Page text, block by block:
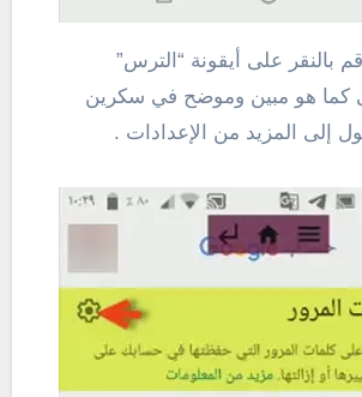
بالنقر على أيقونة “الترس”
كما هو مبين وموضح في سكرين
إلى المزيد من الإعدادات .